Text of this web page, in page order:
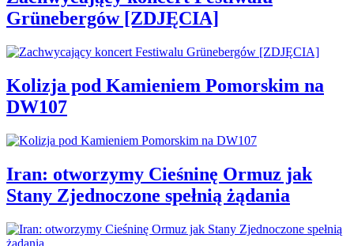
Grünebergów [ZDJĘCIA]
Kolizja pod Kamieniem Pomorskim na
DW107
Iran: otworzymy Cieśninę Ormuz jak
Stany Zjednoczone spełnią żądania